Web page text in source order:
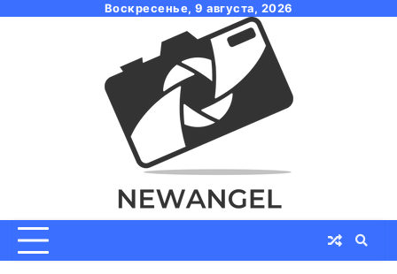
Воскресенье, 9 августа, 2026